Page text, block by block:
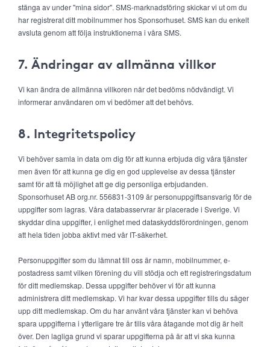
stänga av under "mina sidor". SMS-marknadsföring skickar vi ut om du
har registrerat ditt mobilnummer hos Sponsorhuset. SMS kan du enkelt
avsluta genom att följa instruktionerna i våra SMS.
7. Ändringar av allmänna villkor
Vi kan ändra de allmänna villkoren när det bedöms nödvändigt. Vi
informerar användaren om vi bedömer att det behövs.
8. Integritetspolicy
Vi behöver samla in data om dig för att kunna erbjuda dig våra tjänster
men även för att kunna ge dig en god upplevelse av dessa tjänster
samt för att få möjlighet att ge dig personliga erbjudanden.
Sponsorhuset AB org.nr. 556831-3109 är personuppgiftsansvarig för de
uppgifter som lagras. Våra databasservrar är placerade i Sverige. Vi
skyddar dina uppgifter, i enlighet med dataskyddsförordningen, genom
att hela tiden jobba aktivt med vår IT-säkerhet.
Personuppgifter som du lämnat till oss är namn, mobilnummer, e-
postadress samt vilken förening du vill stödja och ett registreringsdatum
för ditt medlemskap. Dessa uppgifter behöver vi för att kunna
administrera ditt medlemskap. Vi har kvar dessa uppgifter tills du säger
upp ditt medlemskap. Om du har använt våra tjänster kan vi behöva
spara uppgifterna i ytterligare tre år tills våra åtagande mot dig är helt
över. Den lagliga grund vi sparar uppgifterna på är att vi ska kunna